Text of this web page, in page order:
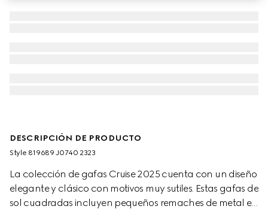
DESCRIPCIÓN DE PRODUCTO
Style ‎819689 J0740 2323
La colección de gafas Cruise 2025 cuenta con un diseño
elegante y clásico con motivos muy sutiles. Estas gafas de
sol cuadradas incluyen pequeños remaches de metal en